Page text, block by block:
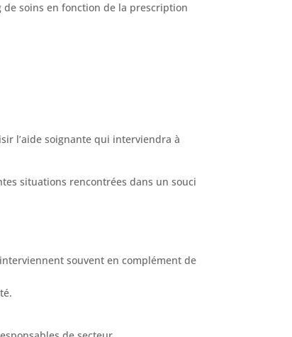
soins en fonction de la prescription
l’aide soignante qui interviendra à
situations rencontrées dans un souci
souvent en complément de